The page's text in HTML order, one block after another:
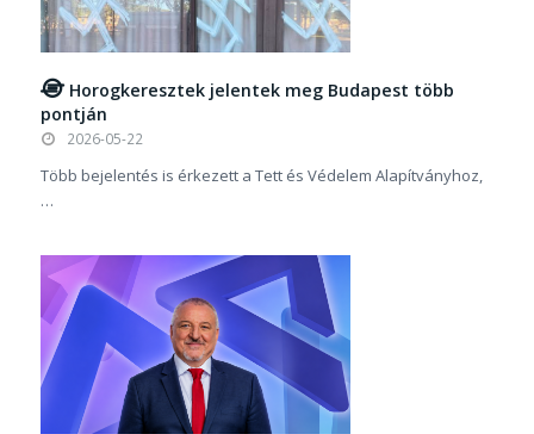
Horogkeresztek jelentek meg Budapest több
pontján
2026-05-22
Több bejelentés is érkezett a Tett és Védelem Alapítványhoz,
…